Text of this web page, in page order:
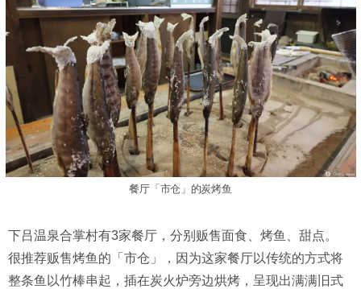
餐厅「市仓」的炭烤鱼
下吕温泉合掌村有3家餐厅，分别贩售面食、烤鱼、甜点。
很推荐贩售烤鱼的「市仓」，因为这家餐厅以传统的方式将
整条鱼以竹棒串起，插在炭火炉旁边烘烤，呈现出满满旧式